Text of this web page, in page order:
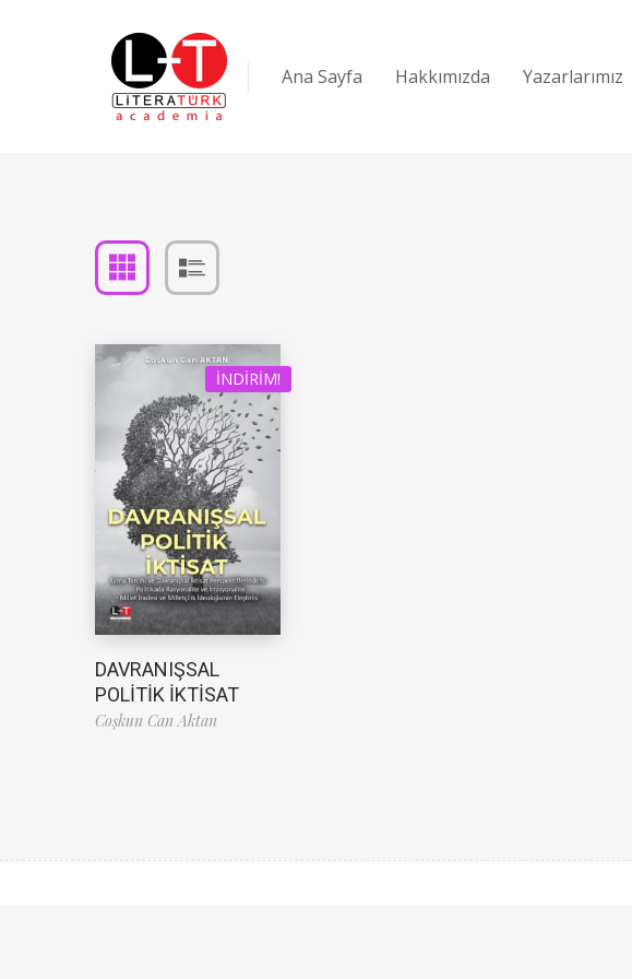
Ana Sayfa Hakkımızda Yazarlarımız
İNDIRIM!
DAVRANIŞSAL
POLİTİK İKTİSAT
Coşkun Can Aktan